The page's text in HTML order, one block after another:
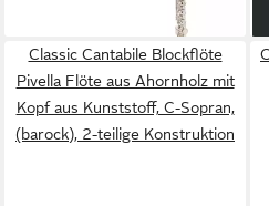
Classic Cantabile Blockflöte
Pivella Flöte aus Ahornholz mit
Kopf aus Kunststoff, C-Sopran,
(barock), 2-teilige Konstruktion